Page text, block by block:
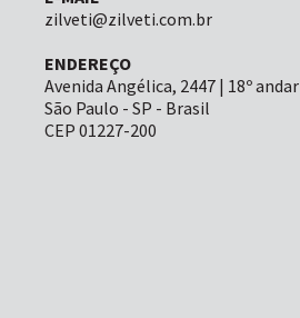
zilveti@zilveti.com.br
ENDEREÇO
Avenida Angélica, 2447 | 18º andar
São Paulo - SP - Brasil
CEP 01227-200